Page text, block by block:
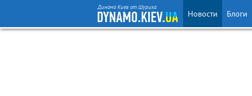
Динамо Киев от Шурика
Новости Блоги